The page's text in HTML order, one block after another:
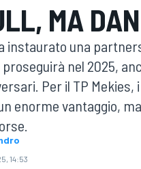
WEC
MA
instaurato una
proseguirà nel 2025,
Per il TP Mekies,
enorme vantaggio,
14:53